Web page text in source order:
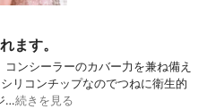
ます。
ンシーラーのカバー力を兼ね備え
リコンチップなのでつねに衛生的
…続きを見る